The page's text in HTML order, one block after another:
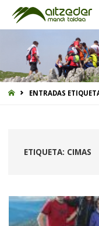
INICIOENTRADAS
ETIQUETA: CIMAS